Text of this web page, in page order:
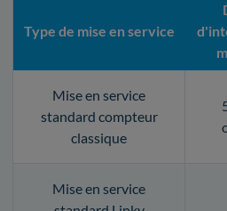
Type de mise en service
Mise en service
standard compteur
classique
Mise en service